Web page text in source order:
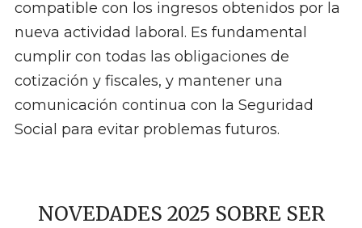
compatible con los ingresos obtenidos por la
nueva actividad laboral. Es fundamental
cumplir con todas las obligaciones de
cotización y fiscales, y mantener una
comunicación continua con la Seguridad
Social para evitar problemas futuros.
NOVEDADES 2025 SOBRE SER